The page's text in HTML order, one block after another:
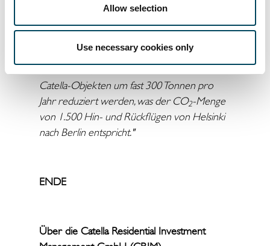
Allow selection
Use necessary cookies only
rentabler Lösungen und der Planung und
Durchführung des Projekts zu einem
Beispiel dafür, was erreicht werden kann –
Catella-Objekten um fast 300 Tonnen pro
Jahr reduziert werden, was der CO2-Menge
von 1.500 Hin- und Rückflügen von Helsinki
nach Berlin entspricht."
ENDE
Über die Catella Residential Investment